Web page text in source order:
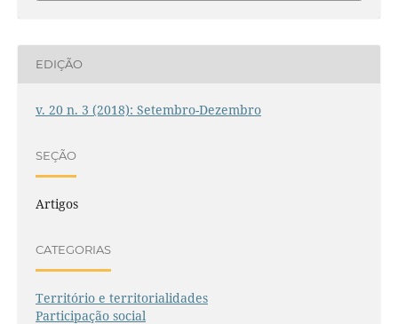
EDIÇÃO
v. 20 n. 3 (2018): Setembro-Dezembro
SEÇÃO
Artigos
CATEGORIAS
Território e territorialidades
Participação social